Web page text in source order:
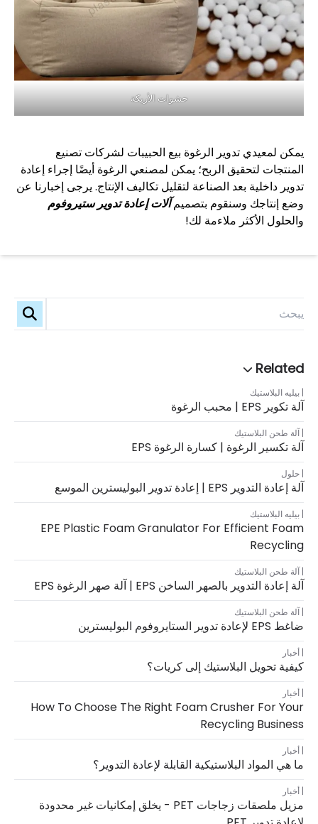
بيليه البلاستيك
آلة تكوير EPS | محبب الرغوة
آلة طحن البلاستيك
آلة تكسير الرغوة | كسارة الرغوة EPS
حلول
آلة إعادة التدوير EPS | إعادة تدوير البوليسترين الموسع
بيليه البلاستيك
EPE Plastic Foam Granulator For Efficient Foam
Recycling
آلة طحن البلاستيك
آلة إعادة التدوير بالصهر الساخن EPS | آلة صهر الرغوة EPS
آلة طحن البلاستيك
ضاغط EPS لإعادة تدوير الستايروفوم البوليسترين
أخبار
كيفية تحويل البلاستيك إلى كريات؟
أخبار
How To Choose The Right Foam Crusher For Your
Recycling Business
أخبار
ما هي المواد البلاستيكية القابلة لإعادة التدوير؟
أخبار
مزيل ملصقات زجاجات PET - يخلق إمكانيات غير محدودة
حشوات الأريكة
يمكن لمعيدي تدوير الرغوة بيع الحبيبات لشركات تصنيع
المنتجات لتحقيق الربح؛ يمكن لمصنعي الرغوة أيضًا إجراء إعادة
تدوير داخلية بعد الصناعة لتقليل تكاليف الإنتاج. يرجى إخبارنا عن
وضع إنتاجك وسنقوم بتصميمآلات إعادة تدوير ستيروفوم
والحلول الأكثر ملاءمة لك!